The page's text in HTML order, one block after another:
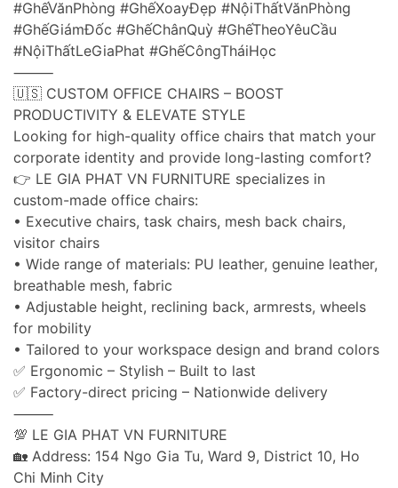
#GhếVănPhòng #GhếXoayĐẹp #NộiThấtVănPhòng
#GhếGiámĐốc #GhếChânQuỳ #GhếTheoYêuCầu
#NộiThấtLeGiaPhat #GhếCôngTháiHọc
⸻
🇺🇸 CUSTOM OFFICE CHAIRS – BOOST
PRODUCTIVITY & ELEVATE STYLE
Looking for high-quality office chairs that match your
corporate identity and provide long-lasting comfort?
👉 LE GIA PHAT VN FURNITURE specializes in
custom-made office chairs:
• Executive chairs, task chairs, mesh back chairs,
visitor chairs
• Wide range of materials: PU leather, genuine leather,
breathable mesh, fabric
• Adjustable height, reclining back, armrests, wheels
for mobility
• Tailored to your workspace design and brand colors
✅ Ergonomic – Stylish – Built to last
✅ Factory-direct pricing – Nationwide delivery
⸻
💯 LE GIA PHAT VN FURNITURE
🏡 Address: 154 Ngo Gia Tu, Ward 9, District 10, Ho
Chi Minh City